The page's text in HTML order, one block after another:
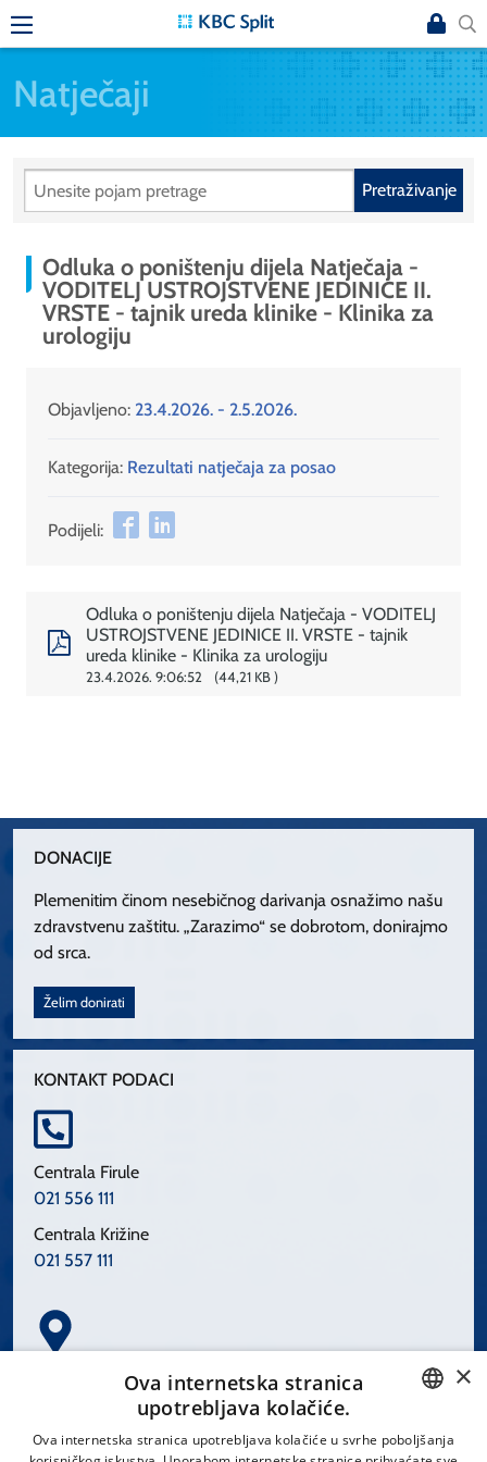
Natječaji
Pretraživanje
Odluka o poništenju dijela Natječaja -
VODITELJ USTROJSTVENE JEDINICE II.
VRSTE - tajnik ureda klinike - Klinika za
urologiju
Objavljeno: 23.4.2026. - 2.5.2026.
Kategorija: Rezultati natječaja za posao
Podijeli:
Odluka o poništenju dijela Natječaja - VODITELJ
USTROJSTVENE JEDINICE II. VRSTE - tajnik
ureda klinike - Klinika za urologiju
23.4.2026. 9:06:52 44,21 KB
DONACIJE
Plemenitim činom nesebičnog darivanja osnažimo našu
zdravstvenu zaštitu. „Zarazimo“ se dobrotom, donirajmo
od srca.
Želim donirati
KONTAKT PODACI
Centrala Firule
021 556 111
Centrala Križine
021 557 111
Spinčićeva 1, 21000 Split
CROATIAN
×
Ova internetska stranica
upotrebljava kolačiće.
Ova internetska stranica upotrebljava kolačiće u svrhe poboljšanja